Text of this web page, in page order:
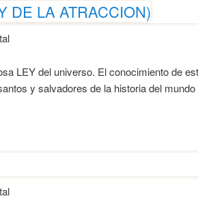
DE LA ATRACCION)
LEY del universo. El conocimiento de
y salvadores de la historia del